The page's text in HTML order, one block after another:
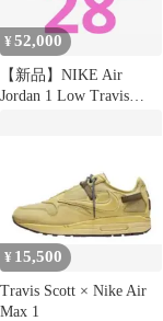
¥52,000
【新品】NIKE Air
Jordan 1 Low Travis
¥ 15,500
Travis Scott × Nike Air
Max 1